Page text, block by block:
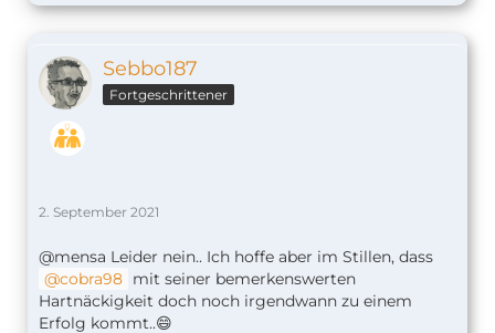
Sebbo187
Fortgeschrittener
2. September 2021
@mensa Leider nein.. Ich hoffe aber im Stillen, dass
cobra98 mit seiner bemerkenswerten
Hartnäckigkeit doch noch irgendwann zu einem
Erfolg kommt..😄